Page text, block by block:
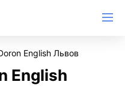
English